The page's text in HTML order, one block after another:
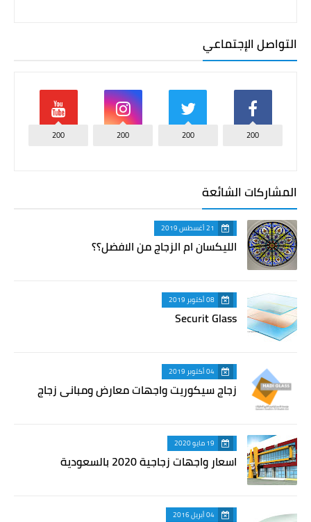
التواصل الإجتماعي
200
200
200
200
المشاركات الشائعة
21 أغسطس 2019
الليكسان ام الزجاج من الافضل؟؟
08 أكتوبر 2019
Securit Glass
04 أكتوبر 2019
زجاج سيكوريت واجهات معارض ومباني زجاج
19 مايو 2020
اسعار واجهات زجاجية 2020 بالسعودية
04 أبريل 2016